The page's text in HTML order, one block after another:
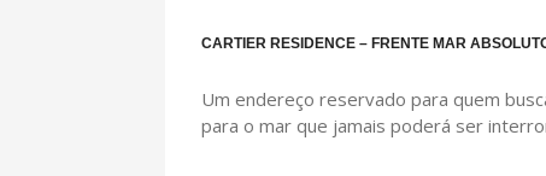
CARTIER RESIDENCE – FRENTE MAR
Um endereço reservado para quem
para o mar que jamais poderá ser